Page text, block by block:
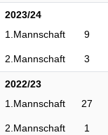
2023/24
1.Mannschaft
9
2.Mannschaft 3
2022/23
1.Mannschaft
27
2.Mannschaft 1